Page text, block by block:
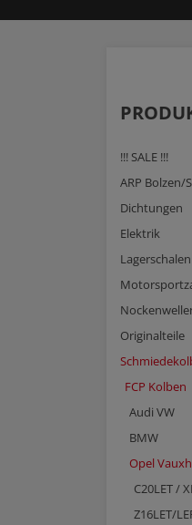
!!! SALE !!!
ARP Bolzen/
Dichtungen
Elektrik
Lagerschalen
Originalteile
FCP Kolben
Audi VW
BMW
Opel
C20LET /
Z16LET/